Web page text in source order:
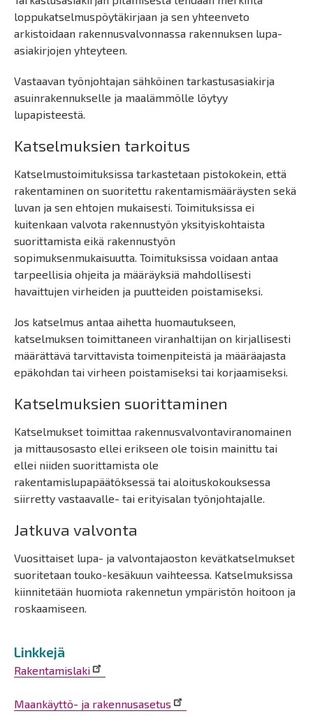
loppukatselmuspöytäkirjaan ja sen yhteenveto
arkistoidaan rakennusvalvonnassa rakennuksen lupa-
asiakirjojen yhteyteen.
Vastaavan työnjohtajan sähköinen tarkastusasiakirja
asuinrakennukselle ja maalämmölle löytyy
lupapisteestä.
Katselmuksien tarkoitus
Katselmustoimituksissa tarkastetaan pistokokein, että
rakentaminen on suoritettu rakentamismääräysten sekä
luvan ja sen ehtojen mukaisesti. Toimituksissa ei
kuitenkaan valvota rakennustyön yksityiskohtaista
suorittamista eikä rakennustyön
sopimuksenmukaisuutta. Toimituksissa voidaan antaa
tarpeellisia ohjeita ja määräyksiä mahdollisesti
havaittujen virheiden ja puutteiden poistamiseksi.
Jos katselmus antaa aihetta huomautukseen,
katselmuksen toimittaneen viranhaltijan on kirjallisesti
määrättävä tarvittavista toimenpiteistä ja määräajasta
epäkohdan tai virheen poistamiseksi tai korjaamiseksi.
Katselmuksien suorittaminen
Katselmukset toimittaa rakennusvalvontaviranomainen
ja mittausosasto ellei erikseen ole toisin mainittu tai
ellei niiden suorittamista ole
rakentamislupapäätöksessä tai aloituskokouksessa
siirretty vastaavalle- tai erityisalan työnjohtajalle.
Jatkuva valvonta
Vuosittaiset lupa- ja valvontajaoston kevätkatselmukset
suoritetaan touko-kesäkuun vaihteessa. Katselmuksissa
kiinnitetään huomiota rakennetun ympäristön hoitoon ja
roskaamiseen.
Linkkejä
Rakentamislaki
Maankäyttö- ja rakennusasetus